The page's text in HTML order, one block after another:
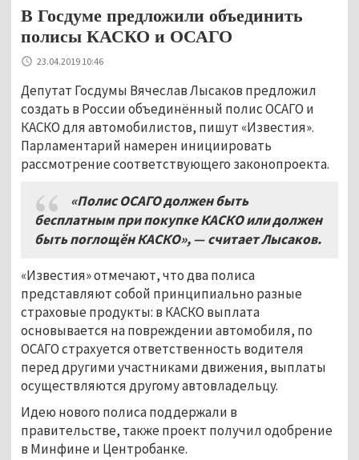
В Госдуме предложили объединить
полисы КАСКО и ОСАГО
23.04.2019 10:46
Депутат Госдумы Вячеслав Лысаков предложил
создать в России объединённый полис ОСАГО и
КАСКО для автомобилистов, пишут «Известия».
Парламентарий намерен инициировать
рассмотрение соответствующего законопроекта.
«Полис ОСАГО должен быть
бесплатным при покупке КАСКО или должен
быть поглощён КАСКО», — считает Лысаков.
«Известия» отмечают, что два полиса
представляют собой принципиально разные
страховые продукты: в КАСКО выплата
основывается на повреждении автомобиля, по
ОСАГО страхуется ответственность водителя
перед другими участниками движения, выплаты
осуществляются другому автовладельцу.
Идею нового полиса поддержали в
правительстве, также проект получил одобрение
в Минфине и Центробанке.